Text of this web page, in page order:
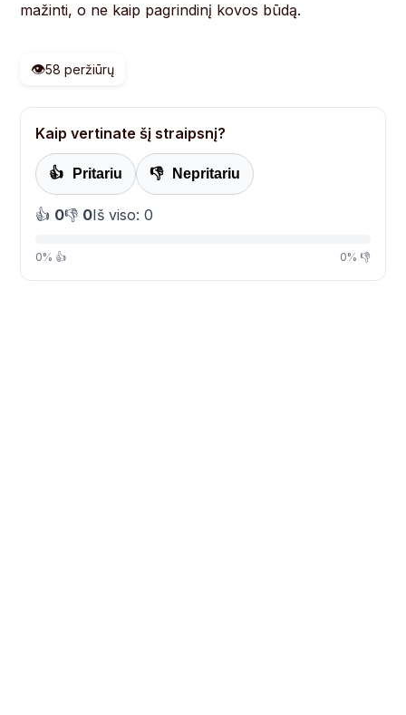
mažinti, o ne kaip pagrindinį kovos būdą.
👁️58 peržiūrų
Kaip vertinate šį straipsnį?
👍 Pritariu 👎 Nepritariu
👍 0👎 0Iš viso: 0
0% 👍 0% 👎